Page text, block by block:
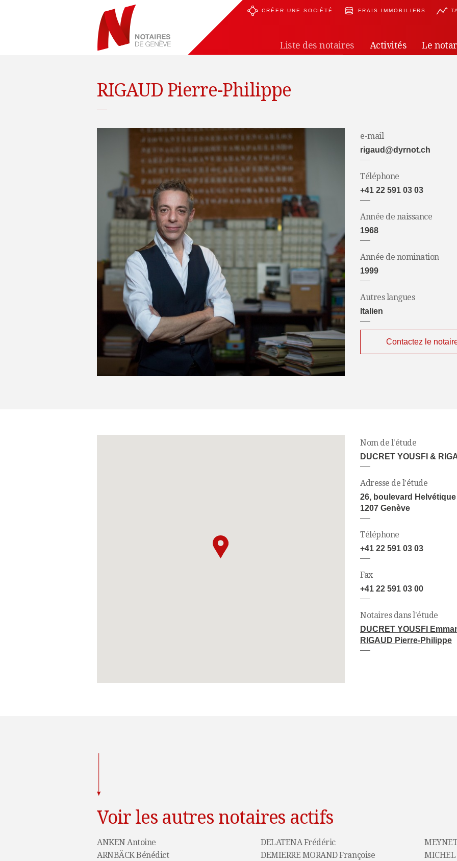
RIGAUD Pierre-Philippe
e-mail
rigaud@dyrnot.ch
Téléphone
+41 22 591 03 03
Année de naissance
1968
Année de nomination
1999
Autres langues
Italien
Contactez le
Nom de l'étude
DUCRET YOUSFI &
Adresse de l'étude
26, boulevard Helvétique
1207 Genève
Téléphone
+41 22 591 03 03
Fax
+41 22 591 03 00
Notaires dans l'étude
DUCRET YOUSFI
RIGAUD Pierre-Philippe
Voir les autres notaires actifs
ANKEN Antoine
ARNBÄCK Bénédict
DELATENA Frédéric
DEMIERRE MORAND Françoise
CRÉER UNE SOCIÉTÉ FRAIS IMMOBILIERS
Liste des notaires Activités Le